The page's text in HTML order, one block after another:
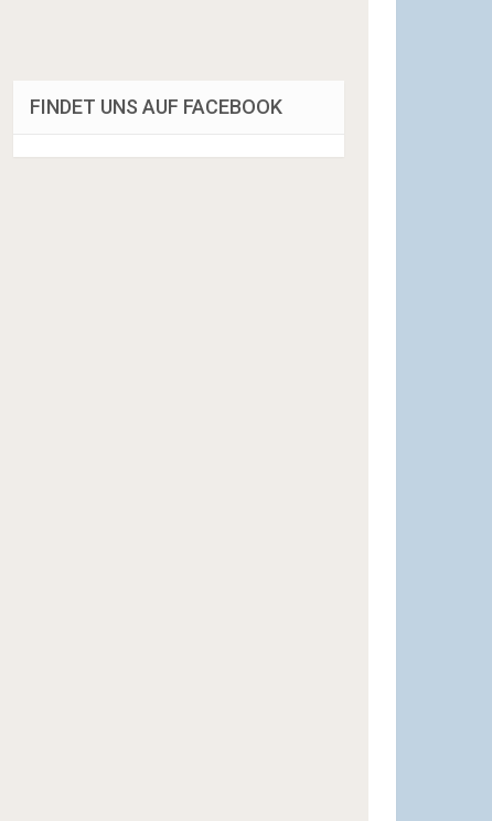
FINDET UNS AUF FACEBOOK